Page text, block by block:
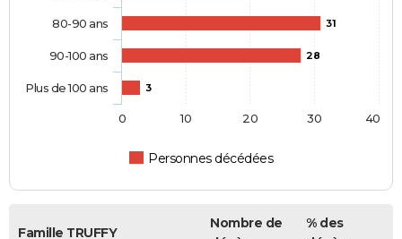
31
28
3
Personnes décédées
80-90 ans
90-100 ans
Plus de 100 ans
0 10 20 30 40
Famille TRUFFY
Nombre de
% des